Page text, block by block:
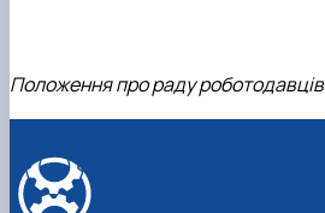
Положення про раду роботодавців